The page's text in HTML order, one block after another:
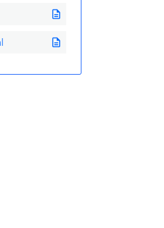
description
description